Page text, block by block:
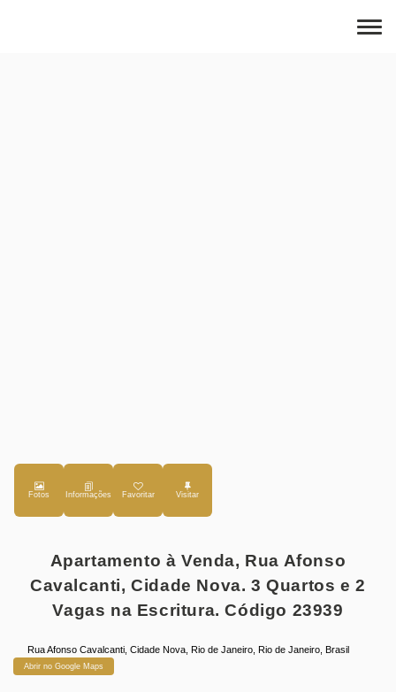
Fotos Favoritar
Apartamento à Venda, Rua Afonso
Cavalcanti, Cidade Nova. 3 Quartos e 2
Vagas na Escritura. Código 23939
Rua Afonso Cavalcanti ,Cidade Nova ,Rio de Janeiro ,Rio de Janeiro ,Brasil
Abrir no Google Maps